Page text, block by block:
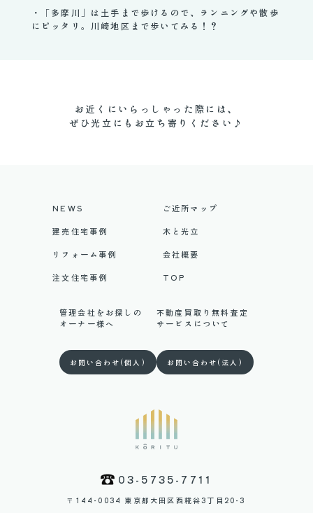
・「多摩川」は土手まで歩けるので、ランニングや散歩
にピッタリ。川崎地区まで歩いてみる！？
お近くにいらっしゃった際には、
ぜひ光立にもお立ち寄りください♪
03-5735-7711
〒144-0034 東京都大田区西糀谷3丁目20-3
NEWS ご近所マップ
建売住宅事例 木と光立
リフォーム事例 会社概要
注文住宅事例 TOP
管理会社をお探しの
オーナー様へ
お問い合わせ(個人)
不動産買取り無料査定
サービスについて
お問い合わせ(法人)